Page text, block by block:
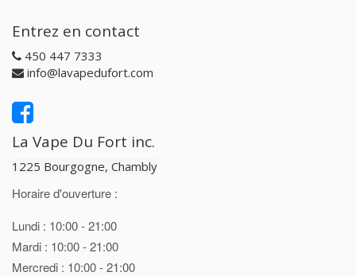
Entrez en contact
450 447 7333
info@lavapedufort.com
La Vape Du Fort inc.
1225 Bourgogne, Chambly
Horaire d'ouverture :
Lundi : 10:00 - 21:00
Mardi : 10:00 - 21:00
Mercredi : 10:00 - 21:00